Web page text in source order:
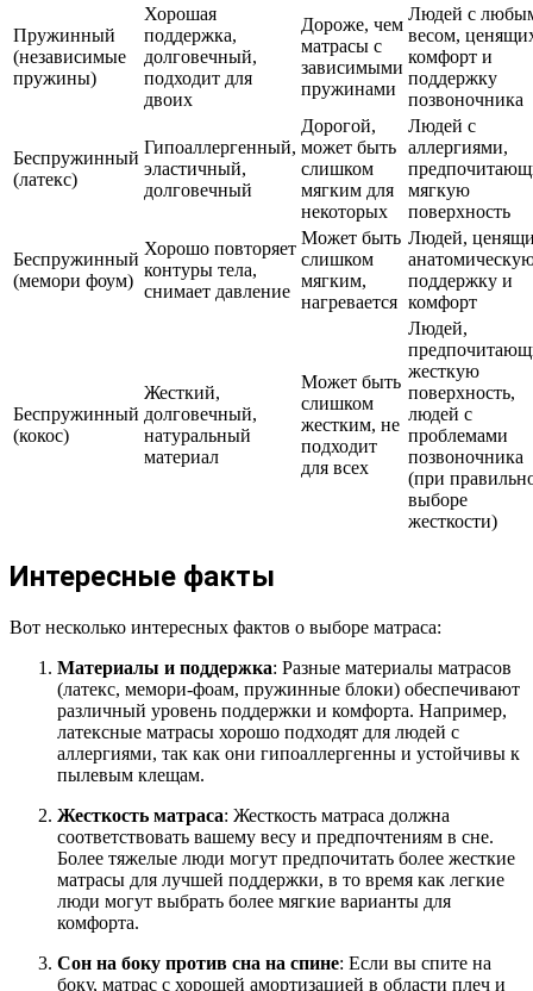
Пружинный
(независимые
пружины)
Хорошая
поддержка,
долговечный,
подходит для
двоих
Дороже, чем
матрасы с
зависимыми
пружинами
Людей с
весом,
комфорт и
поддержку
позвоночника
Беспружинный
(латекс)
Гипоаллергенный,
эластичный,
долговечный
Дорогой,
может быть
слишком
мягким для
некоторых
Людей с
аллергиями,
мягкую
поверхность
Беспружинный
(мемори фоум)
Хорошо повторяет
контуры тела,
снимает давление
Может быть
слишком
мягким,
нагревается
Людей,
поддержку и
комфорт
Беспружинный
(кокос)
Жесткий,
долговечный,
натуральный
материал
Может быть
слишком
жестким, не
подходит
для всех
Людей,
жесткую
поверхность,
людей с
проблемами
позвоночника
(при
выборе
жесткости)
Интересные факты
Вот несколько интересных фактов о выборе матраса:
Материалы и поддержка: Разные материалы матрасов
(латекс, мемори-фоам, пружинные блоки) обеспечивают
различный уровень поддержки и комфорта. Например,
латексные матрасы хорошо подходят для людей с
аллергиями, так как они гипоаллергенны и устойчивы к
пылевым клещам.
Жесткость матраса: Жесткость матраса должна
соответствовать вашему весу и предпочтениям в сне.
Более тяжелые люди могут предпочитать более жесткие
матрасы для лучшей поддержки, в то время как легкие
люди могут выбрать более мягкие варианты для
комфорта.
Сон на боку против сна на спине: Если вы спите на
боку, матрас с хорошей амортизацией в области плеч и